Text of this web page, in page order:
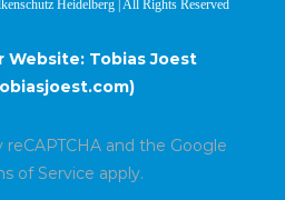
Heidelberg | All Rights Reserved
Website: Tobias Joest
)
and the Google
of Service apply.